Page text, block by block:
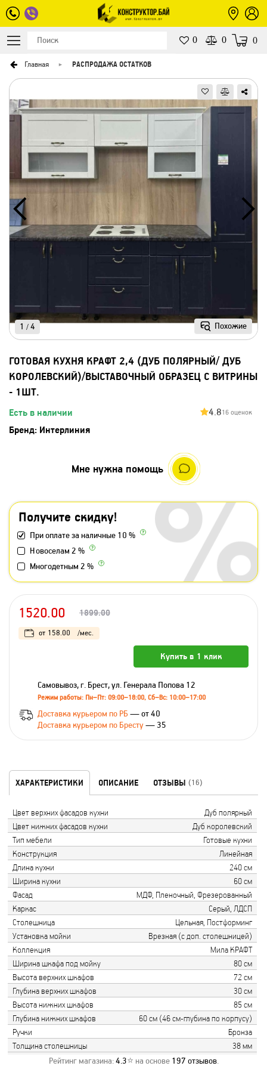
0 0 0
Главная РАСПРОДАЖА ОСТАТКОВ
Похожие
1 / 4
ГОТОВАЯ КУХНЯ КРАФТ 2,4 (ДУБ ПОЛЯРНЫЙ/ ДУБ
КОРОЛЕВСКИЙ)/ВЫСТАВОЧНЫЙ ОБРАЗЕЦ С ВИТРИНЫ
- 1ШТ.
Есть в наличии 4.816 оценок
Бренд: Интерлиния
Получите скидку!
При оплате за наличные 10 %
Новоселам 2 %
Многодетным 2 %
Мне нужна помощь
1520.00 1899.00
от 158.00 /мес.
Купить в 1 клик
Самовывоз, г. Брест, ул. Генерала Попова 12
Режим работы: Пн–Пт: 09:00–18:00, Сб–Вс: 10:00–17:00
Доставка курьером по РБ — от 40
Доставка курьером по Бресту— 35
ХАРАКТЕРИСТИКИ ОПИСАНИЕ ОТЗЫВЫ (16)
Цвет верхних фасадов кухни
Дуб полярный
Цвет нижних фасадов кухни
Дуб королевский
Тип мебели
Готовые кухни
Конструкция
Линейная
Длина кухни
240 см
Ширина кухни
60 см
Фасад
МДФ, Пленочный, Фрезерованный
Каркас
Серый, ЛДСП
Столешница
Цельная, Постформинг
Установка мойки
Врезная (с доп. столешницей)
Коллекция
Мила КРАФТ
Ширина шкафа под мойку
80 см
Высота верхних шкафов
72 см
Глубина верхних шкафов
30 см
Высота нижних шкафов
85 см
Глубина нижних шкафов
60 см (46 см-глубина по корпусу)
Ручки
Бронза
Толщина столешницы
38 мм
Рейтинг магазина:4.3⭐ на основе 197 отзывов.